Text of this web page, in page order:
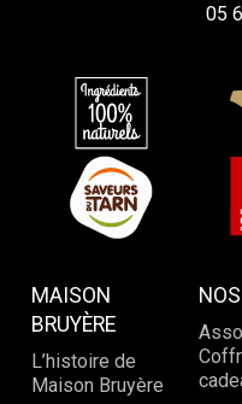
05
MAISON
BRUYÈRE
L’histoire de
Maison Bruyère